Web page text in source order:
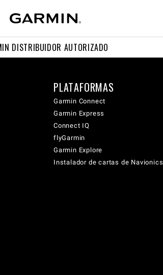
DISTRIBUIDOR AUTORIZADO
PLATAFORMAS
Garmin Connect
Garmin Express
Connect IQ
flyGarmin
Garmin Explore
Instalador de cartas de Navionics